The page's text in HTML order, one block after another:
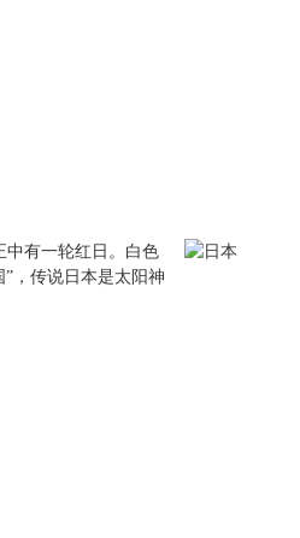
中有一轮红日。白色
，传说日本是太阳神